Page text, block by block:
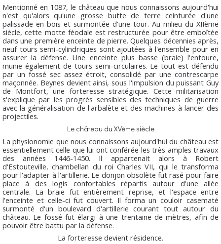
Mentionné en 1087, le château que nous connaissons aujourd'hui
n'est qu'alors qu'une grosse butte de terre ceinturée d'une
palissade en bois et surmontée d'une tour. Au milieu du XIIème
siècle, cette motte féodale est restructurée pour être emboîtée
dans une première enceinte de pierre. Quelques décennies après,
neuf tours semi-cylindriques sont ajoutées à l'ensemble pour en
assurer la défense. Une enceinte plus basse (braie) l'entoure,
munie également de tours semi-circulaires. Le tout est défendu
par un fossé sec assez étroit, consolidé par une contrescarpe
maçonnée. Beynes devient ainsi, sous l'impulsion du puissant Guy
de Montfort, une forteresse stratégique. Cette militarisation
s'explique par les progrès sensibles des techniques de guerre
avec la généralisation de l'arbalète et des machines à lancer des
projectiles.
Le château du XVème siècle
La physionomie que nous connaissons aujourd'hui du château est
essentiellement celle que lui ont conférée les très amples travaux
des années 1446-1450. Il appartenait alors à Robert
d'Estouteville, chambellan du roi Charles VII, qui le transforma
pour l'adapter à l'artillerie. Le donjon obsolète fut rasé pour faire
place à des logis confortables répartis autour d'une allée
centrale. La braie fut entièrement reprise, et l'espace entre
l'enceinte et celle-ci fut couvert. Il forma un couloir casematé
surmonté d'un boulevard d'artillerie courant tout autour du
château. Le fossé fut élargi à une trentaine de mètres, afin de
pouvoir être battu par la défense.
La forteresse devient résidence.